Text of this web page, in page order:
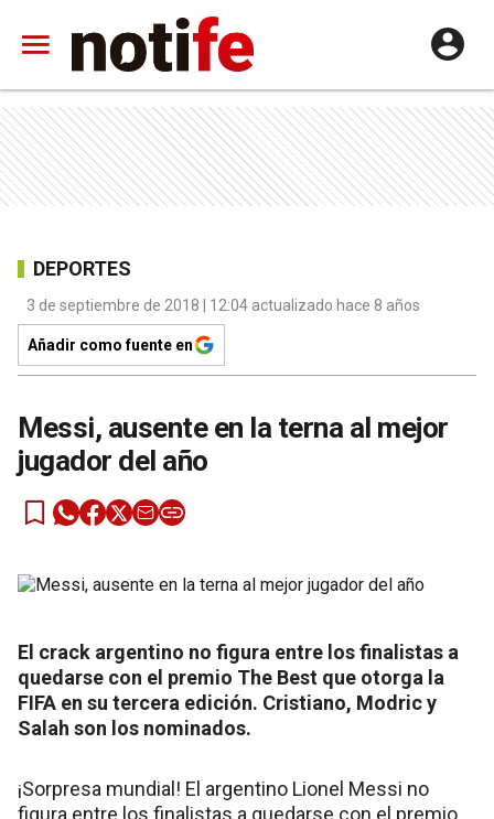
DEPORTES
3 de septiembre de 2018 | 12:04 actualizado hace 8 años
Añadir como fuente en
Messi, ausente en la terna al mejor
jugador del año
El crack argentino no figura entre los finalistas a
quedarse con el premio The Best que otorga la
FIFA en su tercera edición. Cristiano, Modric y
Salah son los nominados.
¡Sorpresa mundial! El argentino Lionel Messi no
figura entre los finalistas a quedarse con el premio